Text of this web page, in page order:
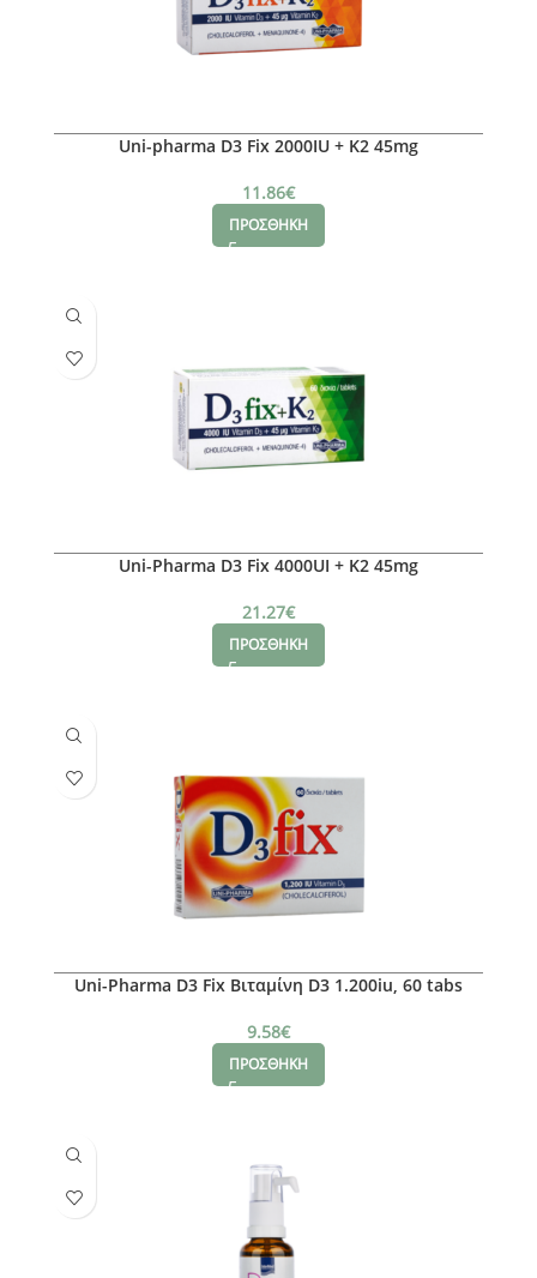
Uni-pharma D3 Fix 2000IU + K2 45mg
11.86€
ΠΡΟΣΘΗΚΗ
Uni-Pharma D3 Fix 4000UI + K2 45mg
21.27€
ΠΡΟΣΘΗΚΗ
Uni-Pharma D3 Fix Βιταμίνη D3 1.200iu, 60 tabs
9.58€
ΠΡΟΣΘΗΚΗ